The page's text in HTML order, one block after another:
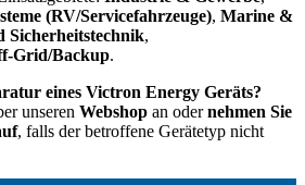
(RV/Servicefahrzeuge), Marine &
Sicherheits­technik,
Grid/Backup.
eines Victron Energy Geräts?
unseren Webshop an odernehmen Sie
, falls der betroffene Gerätetyp nicht